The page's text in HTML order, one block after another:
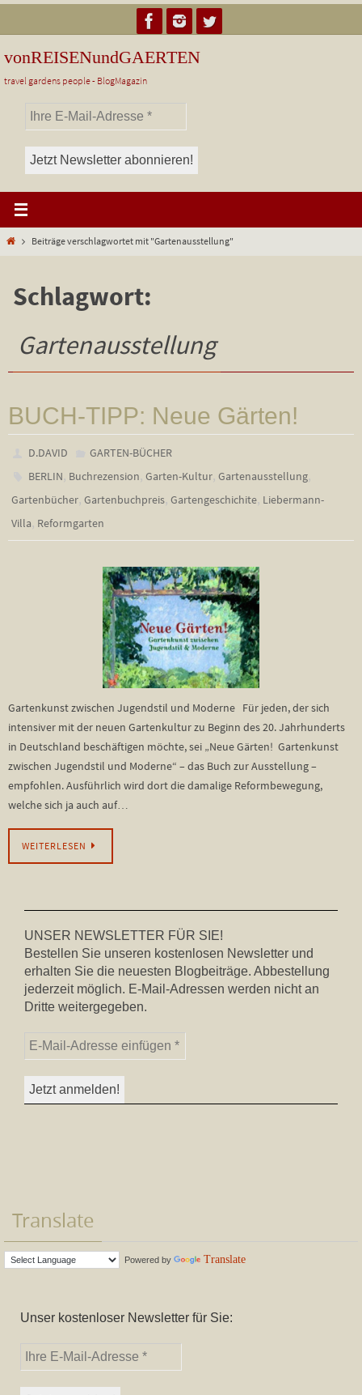
Inhalt
springen
vonREISENundGAERTEN
travel gardens people - BlogMagazin
StartBeiträge verschlagwortet mit "Gartenausstellung"
Schlagwort:
Gartenausstellung
BUCH-TIPP: Neue Gärten!
D.DAVID
GARTEN-BÜCHER
BERLIN, Buchrezension,Garten-Kultur,Gartenausstellung,
Gartenbücher, Gartenbuchpreis, Gartengeschichite, Liebermann-
Villa, Reformgarten
Gartenkunst zwischen Jugendstil und Moderne Für jeden, der sich
intensiver mit der neuen Gartenkultur zu Beginn des 20. Jahrhunderts
in Deutschland beschäftigen möchte, sei „Neue Gärten! Gartenkunst
zwischen Jugendstil und Moderne“ – das Buch zur Ausstellung –
empfohlen. Ausführlich wird dort die damalige Reformbewegung,
welche sich ja auch auf…
WEITERLESEN
UNSER NEWSLETTER FÜR SIE!
Bestellen Sie unseren kostenlosen Newsletter und
erhalten Sie die neuesten Blogbeiträge. Abbestellung
jederzeit möglich. E-Mail-Adressen werden nicht an
Dritte weitergegeben.
Translate
Powered by Translate
Unser kostenloser Newsletter für Sie: